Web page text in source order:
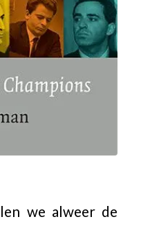
we alweer de